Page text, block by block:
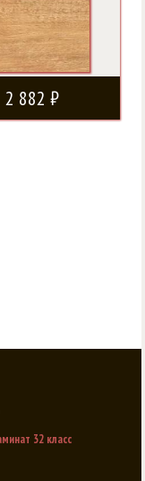
2 882 ₽
32 класс